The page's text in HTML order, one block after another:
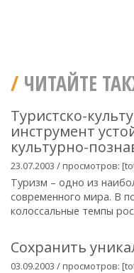
ЧИТАЙТЕ
Туристско-
инструмент
культурно-
23.07.2003 / просмотров:
Туризм – одно из
современного мира. В
колоссальные темпы
Сохранить
03.09.2003 / просмотров: